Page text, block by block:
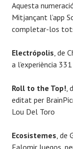
Aquesta
Mitjançant l’app
completar-los
Electrópolis, de
a l’experiència
Roll to the Top!,
editat per
Lou Del Toro
Ecosistemes, de